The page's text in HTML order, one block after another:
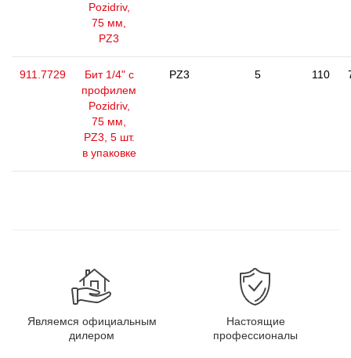
Pozidriv,
75 мм,
PZ3
911.7729
Бит 1/4" с
профилем
Pozidriv,
75 мм,
PZ3, 5 шт.
в упаковке
PZ3 5 110
Являемся официальным
дилером
Настоящие
профессионалы